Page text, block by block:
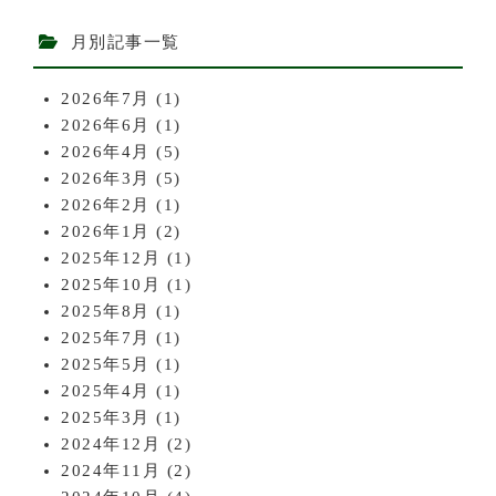
月別記事一覧
2026年7月
(1)
2026年6月
(1)
2026年4月
(5)
2026年3月
(5)
2026年2月
(1)
2026年1月
(2)
2025年12月
(1)
2025年10月
(1)
2025年8月
(1)
2025年7月
(1)
2025年5月
(1)
2025年4月
(1)
2025年3月
(1)
2024年12月
(2)
2024年11月
(2)